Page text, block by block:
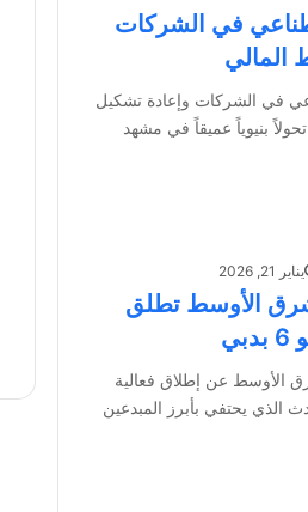
في الشركات
في الشركات وإعادة تشكيل
الميزانيات يشهد عام 2026 تحولاً بنيوياً عميقاً في مشهد
يناير 21, 2026
الأوسط تطلق
الأوسط عن إطلاق فعالية
استوديو 6، الحدث الذي يحتفي بأبرز المبدعين